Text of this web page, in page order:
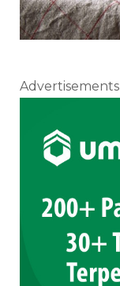
Advertisements